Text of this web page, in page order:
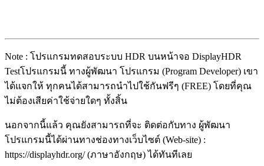
Note : โปรแกรมทดสอบระบบ HDR บนหน้าจอ DisplayHDR
Testโปรแกรมนี้ ทางผู้พัฒนา โปรแกรม (Program Developer) เขา
ได้แจกให้ ทุกคนได้สามารถนำไปใช้กันฟรีๆ (FREE) โดยที่คุณ
ไม่ต้องเสียค่าใช้จ่ายใดๆ ทั้งสิ้น
นอกจากนี้แล้ว คุณยังสามารถที่จะ ติดต่อกับทาง ผู้พัฒนา
โปรแกรมนี้ได้ผ่านทางช่องทางเว็บไซต์ (Web-site) :
https://displayhdr.org/ (ภาษาอังกฤษ) ได้ทันทีเลย